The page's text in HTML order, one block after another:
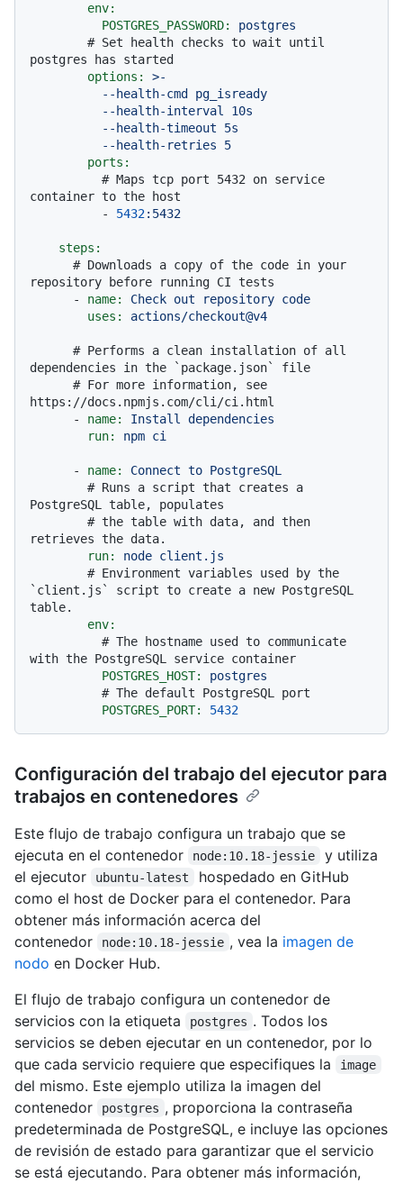
env:
POSTGRES_PASSWORD:
postgres
# Set health checks to wait until
postgres has started
options:
>-
ports:
# Maps tcp port 5432 on service
container to the host
-
5432:5432
steps:
# Downloads a copy of the code in your
repository before running CI tests
-
name: Check out repository code
uses:
actions/checkout@v4
# Performs a clean installation of all
dependencies in the `package.json` file
# For more information, see
https://docs.npmjs.com/cli/ci.html
-
name: Install
dependencies
run:
npm ci
- name: Connect to PostgreSQL
# Runs a script that creates a
PostgreSQL table, populates
# the table with data, and then
retrieves the data.
run:
node client.js
# Environment variables used by the
`client.js` script to create a new PostgreSQL
table.
env:
# The hostname used to communicate
with the PostgreSQL service container
POSTGRES_HOST:
postgres
# The default PostgreSQL port
POSTGRES_PORT:
5432
Configuración del trabajo del ejecutor para
trabajos en contenedores
Este flujo de trabajo configura un trabajo que se
ejecuta en el contenedor
node:10.18-jessie
y utiliza
el ejecutor
ubuntu-latest
hospedado en GitHub
como el host de Docker para el contenedor. Para
obtener más información acerca del
contenedor
node:10.18-jessie , vea la imagen de
nodo en Docker Hub.
El flujo de trabajo configura un contenedor de
servicios con la etiqueta
postgres . Todos los
servicios se deben ejecutar en un contenedor, por lo
que cada servicio requiere que especifiques la
image
del mismo. Este ejemplo utiliza la imagen del
contenedor
postgres , proporciona la contraseña
predeterminada de PostgreSQL, e incluye las opciones
de revisión de estado para garantizar que el servicio
se está ejecutando. Para obtener más información,